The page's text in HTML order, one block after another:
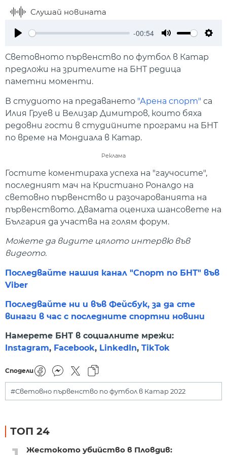
Слушай новината
-00:54
Световното първенство по футбол в Катар
предложи на зрителите на БНТ редица
паметни моменти.
В студиото на предаването "Арена спорт" са
Илия Груев и Велизар Димитров, които бяха
редовни гости в студийните програми на БНТ
по време на Мондиала в Катар.
Реклама
Гостите коментираха успеха на "гаучосите",
последният мач на Кристиано Роналдо на
световно първенство и разочарованията на
първенството. Двамата оцениха шансовете на
България да участва на голям форум.
Можете да видите цялото интервю във
видеото.
Последвайте нашия канал "Спорт по БНТ" във
Viber
Последвайте ни и във Фейсбук, за да сте
винаги в час с последните спортни новини
Намерете БНТ в социалните мрежи:
Instagram, Facebook, LinkedIn, TikTok
Сподели
#Световно първенство по футбол в Катар 2022
ТОП 24
Жестокото убийство в Пловдив: